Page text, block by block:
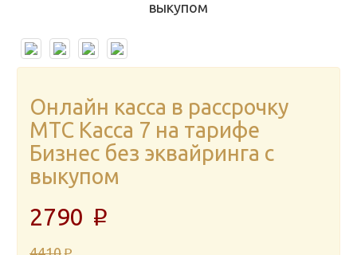
Онлайн касса в рассрочку
МТС Касса 7 на тарифе
Бизнес без эквайринга с
выкупом
2790 p